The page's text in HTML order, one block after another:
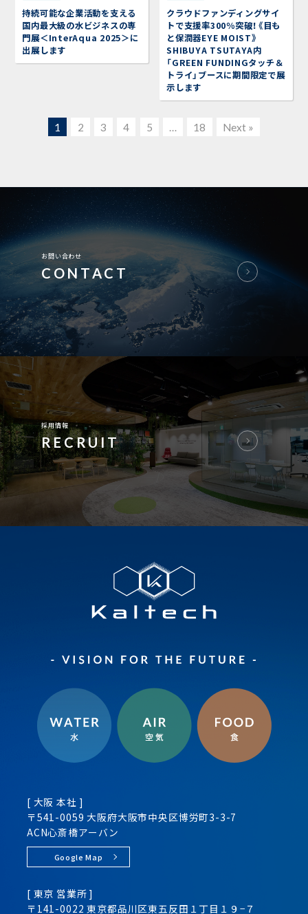
持続可能な企業活動を支える
国内最大級の水ビジネスの専
門展＜InterAqua 2025＞に
出展します
クラウドファンディングサイ
トで支援率300％突破！《目も
と保潤器EYE MOIST》
SHIBUYA TSUTAYA内
「GREEN FUNDINGタッチ＆
トライ」ブースに期間限定で展
示します
1 2 3 4 5 18 Next »
お問い合わせ
CONTACT
採用情報
RECRUIT
[ 大阪 本社 ]
〒541-0059 大阪府大阪市中央区博労町3-3-7
ACN心斎橋アーバン
Google Map
[ 東京 営業所 ]
〒141-0022 東京都品川区東五反田１丁目１９−７